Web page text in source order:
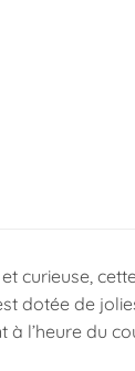
curieuse,
dotée de
à l’heure du